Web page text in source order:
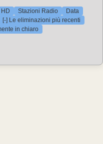
Stazioni Radio
Data
[-] Le eliminazioni più recenti
in chiaro